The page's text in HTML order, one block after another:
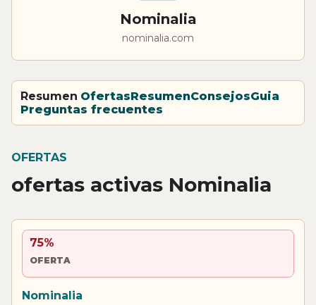
Nominalia
nominalia.com
Resumen OfertasResumenConsejosGuia
Preguntas frecuentes
OFERTAS
ofertas activas Nominalia
75%
OFERTA
Nominalia